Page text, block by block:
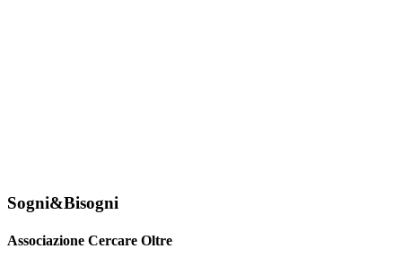
Sogni&Bisogni
Associazione Cercare Oltre